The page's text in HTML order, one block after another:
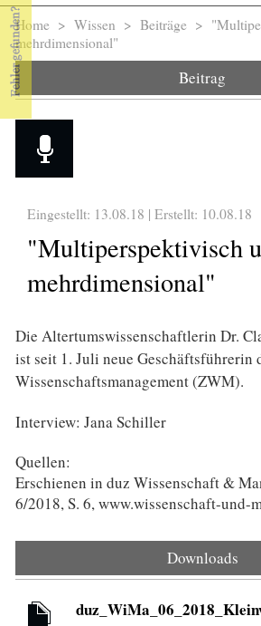
Sie sind hier
Home > Wissen > Beiträge >
mehrdimensional"
Beitrag
Eingestellt: 13.08.18 | Erstellt: 10.08.18
"Multiperspektivisch
mehrdimensional"
Die Altertumswissenschaftlerin Dr.
ist seit 1. Juli neue Geschäftsführerin
Wissenschaftsmanagement (ZWM).
Interview: Jana Schiller
Quellen:
Erschienen in duz Wissenschaft &
6/2018, S. 6, www.wissenschaft-und-
Downloads